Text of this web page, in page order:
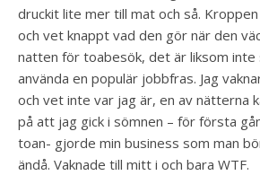
druckit lite mer till mat och så.
och vet knappt vad den gör när den
natten för toabesök, det är liksom
använda en populär jobbfras. Jag
och vet inte var jag är, en av nätterna
på att jag gick i sömnen – för första
toan- gjorde min business som man
ändå. Vaknade till mitt i och bara WTF.